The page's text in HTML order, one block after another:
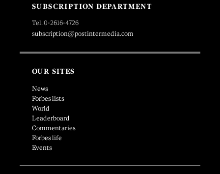
SUBSCRIPTION DEPARTMENT
Tel. 0-2616-4726
subscription@postintermedia.com
OUR SITES
News
Forbes lists
World
Leaderboard
Commentaries
Forbes life
Events